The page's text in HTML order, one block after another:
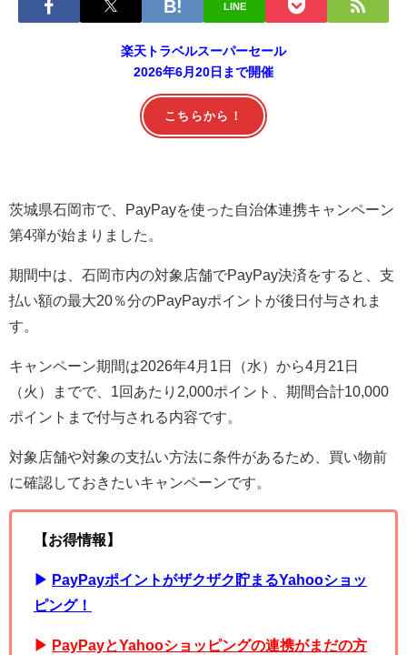
LINE
楽天トラベルスーパーセール
2026年6月20日まで開催
こちらから！
茨城県石岡市で、PayPayを使った自治体連携キャンペーン
第4弾が始まりました。
期間中は、石岡市内の対象店舗でPayPay決済をすると、支
払い額の最大20％分のPayPayポイントが後日付与されま
す。
キャンペーン期間は2026年4月1日（水）から4月21日
（火）までで、1回あたり2,000ポイント、期間合計10,000
ポイントまで付与される内容です。
対象店舗や対象の支払い方法に条件があるため、買い物前
に確認しておきたいキャンペーンです。
【お得情報】
▶︎ PayPayポイントがザクザク貯まるYahooショッ
ピング！
▶︎ PayPayとYahooショッピングの連携がまだの方